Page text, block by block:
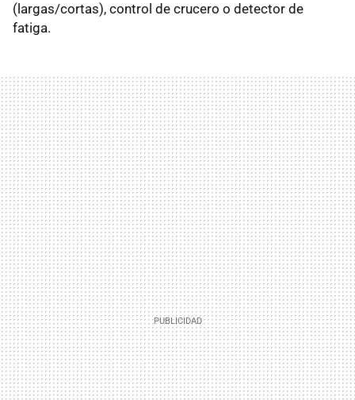
(largas/cortas), control de crucero o detector de
fatiga.